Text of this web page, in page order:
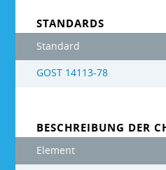
STANDARDS
Standard
GOST 14113-78
BESCHREIBUNG DER
Element